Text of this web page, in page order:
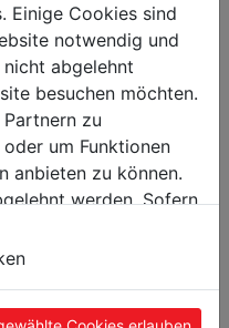
50
9120039907772
Einige Cookies sind
notwendig und
abgelehnt
besuchen möchten.
zu
um Funktionen
anbieten zu können.
werden. Sofern